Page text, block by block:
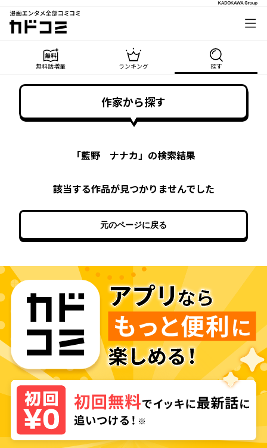
漫画エンタメ全部コミコミ
カドコミ
無料話増量 ランキング 探す
作家から探す
「藍野 ナナカ」の検索結果
該当する作品が見つかりませんでした
元のページに戻る